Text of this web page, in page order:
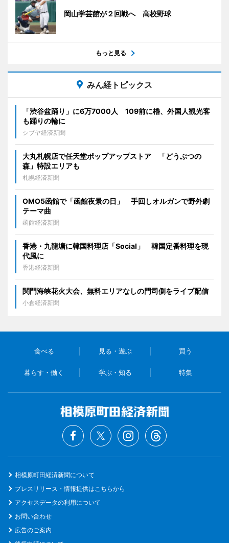
岡山学芸館が２回戦へ 高校野球
もっと見る
みん経トピックス
「渋谷盆踊り」に6万7000人 109前に櫓、外国人観光客
も踊りの輪に
シブヤ経済新聞
大丸札幌店で任天堂ポップアップストア 「どうぶつの
森」特設エリアも
札幌経済新聞
OMO5函館で「函館夜景の日」 手回しオルガンで野外劇
テーマ曲
函館経済新聞
香港・九龍塘に韓国料理店「Social」 韓国定番料理を現
代風に
香港経済新聞
関門海峡花火大会、無料エリアなしの門司側をライブ配信
小倉経済新聞
食べる 見る・遊ぶ 買う
暮らす・働く 学ぶ・知る 特集
相模原町田経済新聞について
プレスリリース・情報提供はこちらから
アクセスデータの利用について
お問い合わせ
広告のご案内